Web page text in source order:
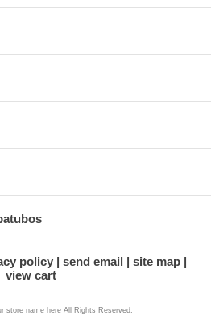
policy send email
site map
view cart
store name here All Rights Reserved.